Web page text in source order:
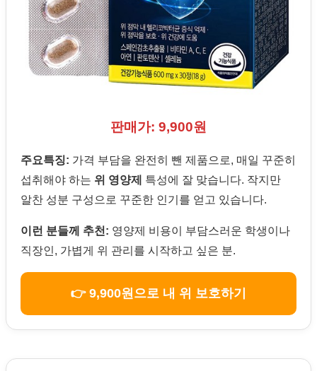
판매가: 9,900원
주요특징: 가격 부담을 완전히 뺀 제품으로, 매일 꾸준히
섭취해야 하는 위 영양제
특성에 잘 맞습니다. 작지만
알찬 성분 구성으로 꾸준한 인기를 얻고 있습니다.
이런 분들께 추천: 영양제 비용이 부담스러운 학생이나
직장인, 가볍게 위 관리를 시작하고 싶은 분.
👉 9,900원으로 내 위 보호하기